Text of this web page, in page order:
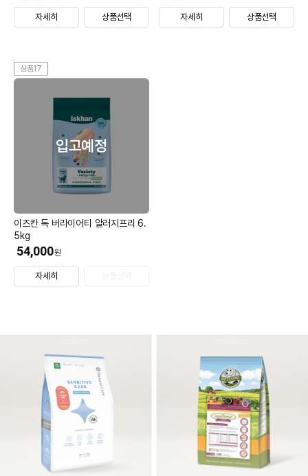
자세히 상품선택 자세히 상품선택
상품17
입고예정
이즈칸 독 버라이어티 알러지프리 6.
5kg
54,000원
자세히